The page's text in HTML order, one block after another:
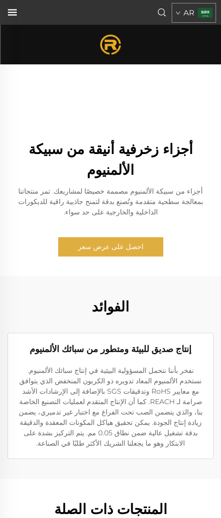
AR
أجزاء زخرفية أنيقة من سبيكة
الألمنيوم
أجزاء من سبيكة الألمنيوم مصممة خصيصًا لمشاريعك. تمر منتجاتنا
بمعالجة سطحية متقدمة وتُصنع بدقة لتمنح جاذبية راقية للديكورات
الداخلية والخارجية على حد سواء.
احصل على عرض سعر
الفوائد
إنتاج صديق للبيئة ومتطور من سبائك الألمنيوم
نفخر بأننا نتحمل المسؤولية البيئية في إنتاج سبائك الألمنيوم.
نستخدم الألمنيوم المعاد تدويره ذو الكربون المنخفض الذي يتوافق
مع معايير RoHS وتدقيقات SGS بالإضافة إلى الإرشادات الأشد
صرامة لـ REACH. كما أن الإنتاج المتقدم لعمليات التصنيع الخاصة
بنا، والذي يتضمن الصب تحت الفراغ مع اختبار غير تدميري، يضمن
زيادة إنتاج الجودة. يمكن تحقيق هياكل المكونات المعقدة والدقيقة
بدقة تشغيل عالية ضمن نطاق 0.05 مم. يتم التركيز بشدة على
الابتكار وهو ما يجعلنا الشريك الأكثر طلبًا في الصناعة.
المنتجات ذات الصلة